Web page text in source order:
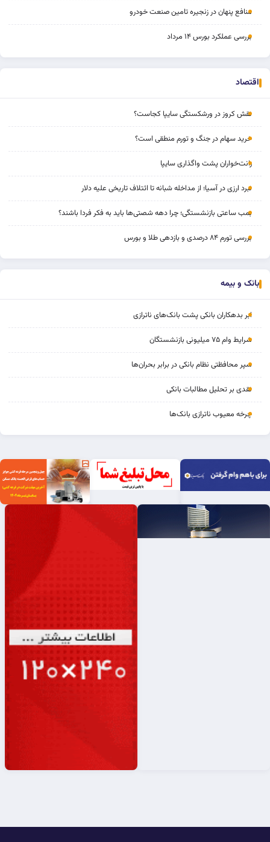
منافع پنهان در زنجیره تامین صنعت خودرو
بررسی عملکرد بورس ۱۴ مرداد
اقتصاد
نقش کروز در ورشکستگی سایپا کجاست؟
خرید سهام در جنگ و تورم منطقی است؟
رانت‌خواران پشت واگذاری سایپا
نبرد ارزی در آسیا؛ از مداخله‌ شبانه تا ائتلاف تاریخی علیه دلار
بمب ساعتی بازنشستگی؛ چرا دهه شصتی‌ها باید به فکر فردا باشند؟
بررسی تورم ۸۴ درصدی و بازدهی طلا و بورس
بانک و بیمه
ابر بدهکاران بانکی پشت بانک‌های ناترازی
شرایط وام ۷۵ میلیونی بازنشستگان
سپر محافظتی نظام بانکی در برابر بحران‌ها
نقدی بر تحلیل مطالبات بانکی
چرخه‌ معیوب ناترازی بانک‌ها